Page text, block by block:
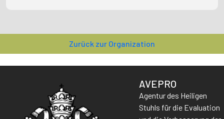
Zurück zur Organization
AVEPRO
Agentur des Heiligen
Stuhls für die Evaluation